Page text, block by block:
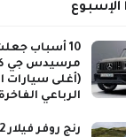
الإسبوع
10 أسباب
مرسيدس جي
(أغلى سيارات
الرباعي